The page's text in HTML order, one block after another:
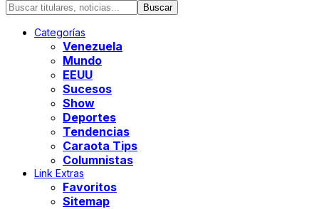
Categorías
Venezuela
Mundo
EEUU
Sucesos
Show
Deportes
Tendencias
Caraota Tips
Columnistas
Link Extras
Favoritos
Sitemap